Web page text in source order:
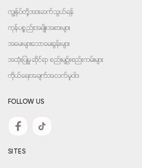
ကျွန်ုပ်တို့အားဆက်သွယ်ရန်
ကုန်ပစ္စည်းအမျိုးအစားများ
အမေးများသောမေးခွန်းများ
အသုံးပြုမှုဆိုင်ရာ စည်းမျဉ်းစည်းကမ်းများ
ကိုယ်ရေးအချက်အလက်မူဝါဒ
FOLLOW US
SITES